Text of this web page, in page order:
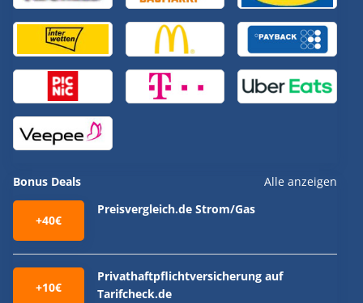
Bonus Deals Alle anzeigen
+40€
Preisvergleich.de Strom/Gas
+10€
Privathaftpflichtversicherung auf
Tarifcheck.de